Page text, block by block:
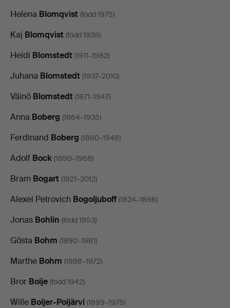
Helena Blomqvist (född 1975)
Kaj Blomqvist (född 1939)
Heidi Blomstedt (1911–1982)
Juhana Blomstedt (1937–2010)
Väinö Blomstedt (1871–1947)
Anna Boberg (1864–1935)
Ferdinand Boberg (1860–1946)
Adolf Bock (1890–1968)
Bram Bogart (1921–2012)
Alexei Petrovich Bogoljuboff (1824–1896)
Jonas Bohlin (född 1953)
Gösta Bohm (1890–1981)
Marthe Bohm (1898–1972)
Bror Boije (född 1942)
Wille Boijer-Poijärvi (1899–1975)